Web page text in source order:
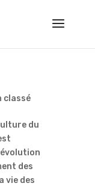
classé
du
des
vie des